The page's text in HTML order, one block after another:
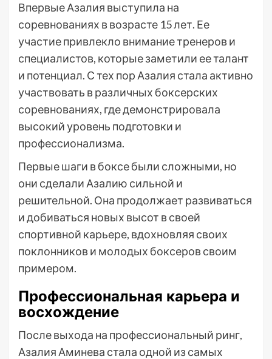
Впервые Азалия выступила на
соревнованиях в возрасте 15 лет. Ее
участие привлекло внимание тренеров и
специалистов, которые заметили ее талант
и потенциал. С тех пор Азалия стала активно
участвовать в различных боксерских
соревнованиях, где демонстрировала
высокий уровень подготовки и
профессионализма.
Первые шаги в боксе были сложными, но
они сделали Азалию сильной и
решительной. Она продолжает развиваться
и добиваться новых высот в своей
спортивной карьере, вдохновляя своих
поклонников и молодых боксеров своим
примером.
Профессиональная карьера и
восхождение
После выхода на профессиональный ринг,
Азалия Аминева стала одной из самых